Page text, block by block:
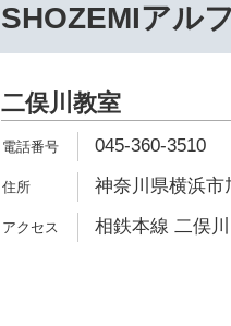
SHOZEMIアル
二俣川教室
045-360-3510
神奈川県横浜市
相鉄本線 二俣